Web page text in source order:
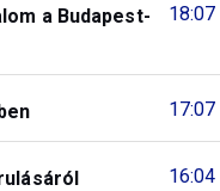
18:07
a Budapest-
17:07
16:04